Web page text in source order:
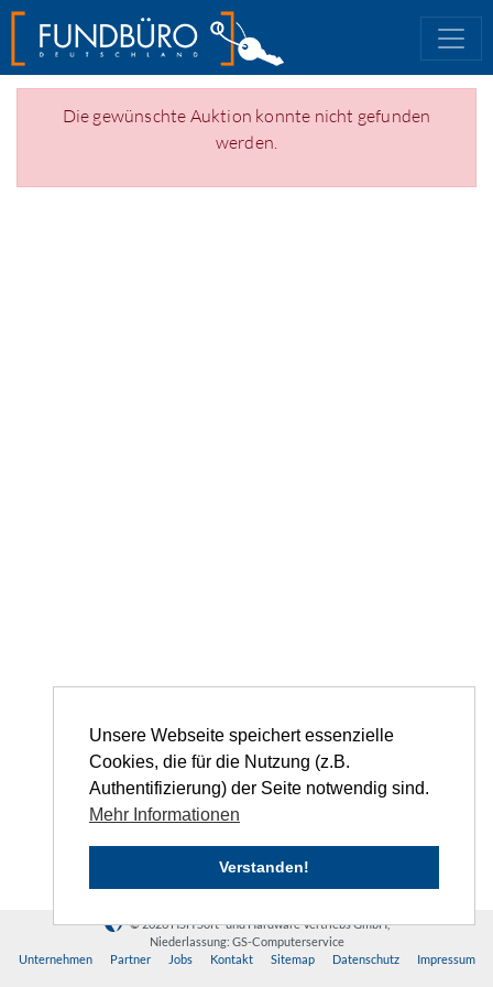
Unsere Webseite speichert essenzielle
Cookies, die für die Nutzung (z.B.
Authentifizierung) der Seite notwendig sind.
Mehr Informationen
Verstanden!
Die gewünschte Auktion konnte nicht gefunden
werden.
© 2026 HSH Soft- und Hardware Vertriebs GmbH,
Niederlassung: GS-Computerservice
Unternehmen
Partner Jobs Kontakt Sitemap Datenschutz Impressum